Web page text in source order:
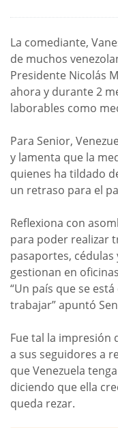
La comediante,
de muchos
Presidente Nicolás
ahora y durante 2
laborables como
Para Senior,
y lamenta que la
quienes ha tildado
un retraso para el
Reflexiona con
para poder realizar
pasaportes, cédulas
gestionan en
“Un país que se
trabajar” apuntó
Fue tal la impresión
a sus seguidores a
que Venezuela
diciendo que ella
queda rezar.